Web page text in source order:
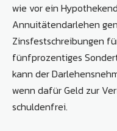
wie vor ein
Annuitätendarlehen
Zinsfestschreibungen
fünfprozentiges
kann der
wenn dafür Geld zur
schuldenfrei.